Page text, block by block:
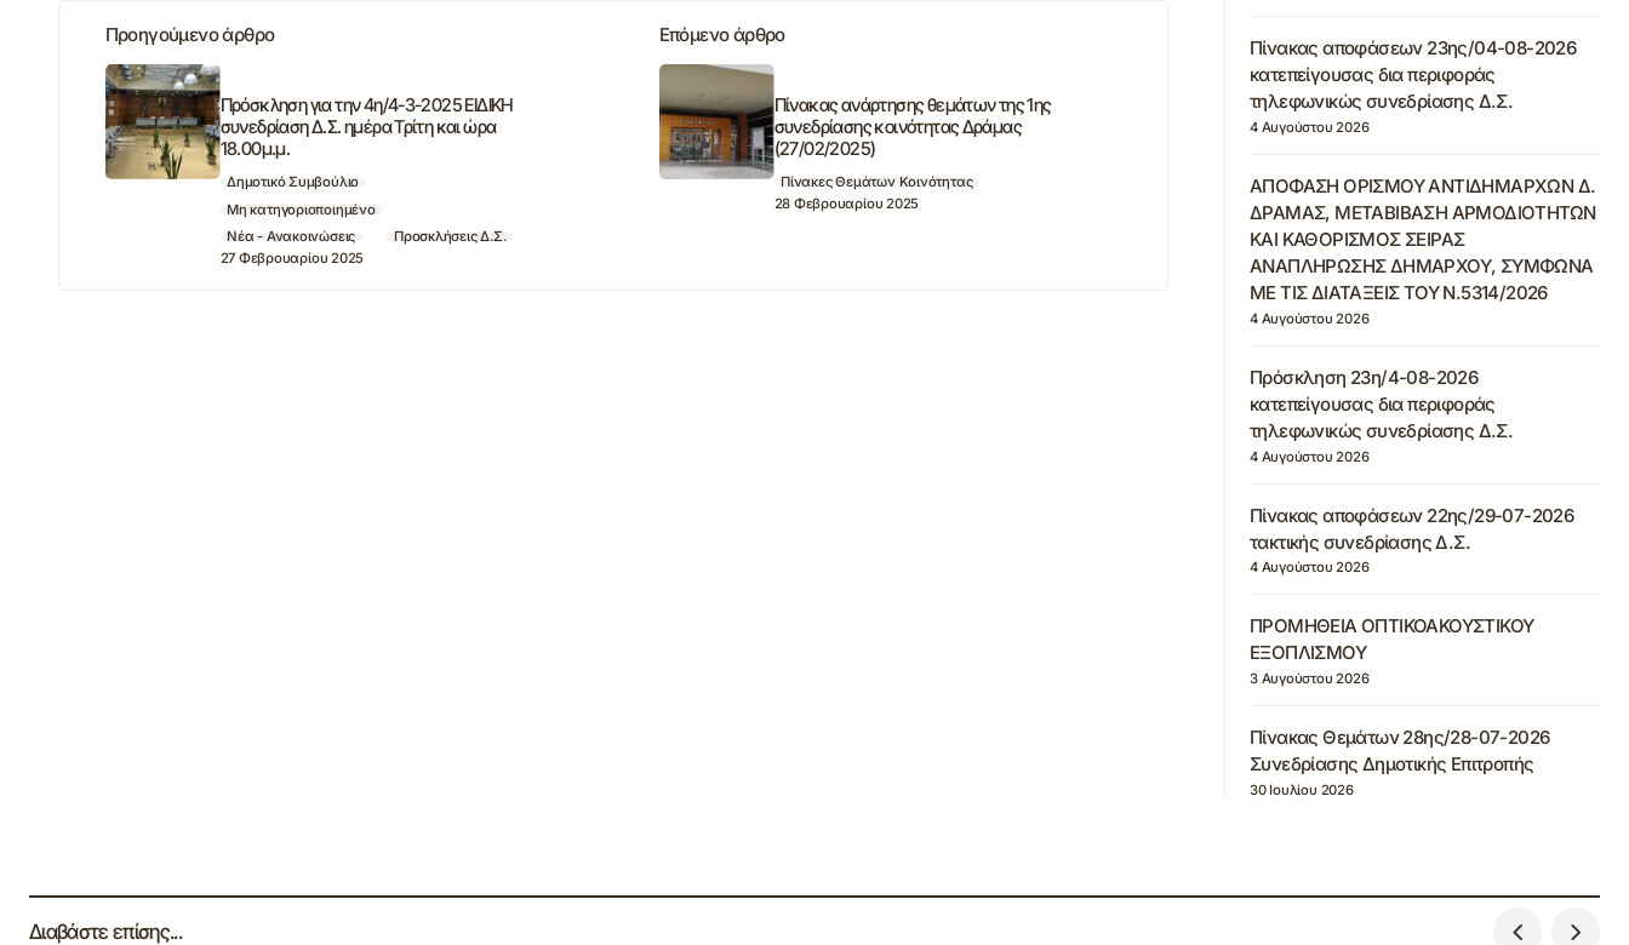
Προηγούμενο άρθρο
Πρόσκληση για την 4η/4-3-2025 ΕΙΔΙΚΗ
συνεδρίαση Δ.Σ. ημέρα Τρίτη και ώρα
18.00μ.μ.
Δημοτικό Συμβούλιο
Μη κατηγοριοποιημένο
Νέα - Ανακοινώσεις
Προσκλήσεις Δ.Σ.
27 Φεβρουαρίου 2025
Επόμενο άρθρο
Πίνακας ανάρτησης θεμάτων της 1ης
συνεδρίασης κοινότητας Δράμας
(27/02/2025)
Πίνακες Θεμάτων Κοινότητας
28 Φεβρουαρίου 2025
Πίνακας αποφάσεων 23ης/04-08-2026
κατεπείγουσας δια περιφοράς
τηλεφωνικώς συνεδρίασης Δ.Σ.
4 Αυγούστου 2026
ΑΠΟΦΑΣΗ ΟΡΙΣΜΟΥ ΑΝΤΙΔΗΜΑΡΧΩΝ Δ.
ΔΡΑΜΑΣ, ΜΕΤΑΒΙΒΑΣΗ ΑΡΜΟΔΙΟΤΗΤΩΝ
ΚΑΙ ΚΑΘΟΡΙΣΜΟΣ ΣΕΙΡΑΣ
ΑΝΑΠΛΗΡΩΣΗΣ ΔΗΜΑΡΧΟΥ, ΣΥΜΦΩΝΑ
ΜΕ ΤΙΣ ΔΙΑΤΑΞΕΙΣ ΤΟΥ Ν.5314/2026
4 Αυγούστου 2026
Πρόσκληση 23η/4-08-2026
κατεπείγουσας δια περιφοράς
τηλεφωνικώς συνεδρίασης Δ.Σ.
4 Αυγούστου 2026
Πίνακας αποφάσεων 22ης/29-07-2026
τακτικής συνεδρίασης Δ.Σ.
4 Αυγούστου 2026
ΠΡΟΜΗΘΕΙΑ ΟΠΤΙΚΟΑΚΟΥΣΤΙΚΟΥ
ΕΞΟΠΛΙΣΜΟΥ
3 Αυγούστου 2026
Πίνακας Θεμάτων 28ης/28-07-2026
Συνεδρίασης Δημοτικής Επιτροπής
30 Ιουλίου 2026
Διαβάστε επίσης...